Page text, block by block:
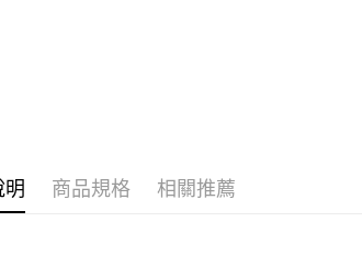
明 商品規格 相關推薦